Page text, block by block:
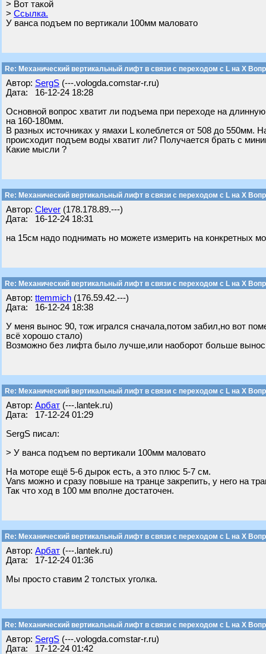
> Вот такой
> Ссылка.
У ванса подъем по вертикали 100мм маловато
Re: Механический вертикальный лифт в связи с переходом с L на Х
Автор: SergS (---.vologda.comstar-r.ru)
Дата: 16-12-24 18:28
Основной вопрос хватит ли подъема при переходе на
на 160-180мм.
В разных источниках у ямахи L колеблется от 508 до 550мм.
происходит подъем воды хватит ли? Получается брать с
Какие мысли ?
Re: Механический вертикальный лифт в связи с переходом с L на Х
Автор: Clever (178.178.89.---)
Дата: 16-12-24 18:31
на 15см надо поднимать но можете измерить на конкретных
Re: Механический вертикальный лифт в связи с переходом с L на Х
Автор: ttemmich (176.59.42.---)
Дата: 16-12-24 18:38
У меня вынос 90, тож игрался сначала,потом забил,но вот
всё хорошо стало)
Возможно без лифта было лучше,или наоборот больше
Re: Механический вертикальный лифт в связи с переходом с L на Х
Автор: Арбат (---.lantek.ru)
Дата: 17-12-24 01:29
SergS писал:
> У ванса подъем по вертикали 100мм маловато
На моторе ещё 5-6 дырок есть, а это плюс 5-7 см.
Vans можно и сразу повыше на транце закрепить, у него на
Так что ход в 100 мм вполне достаточен.
Re: Механический вертикальный лифт в связи с переходом с L на Х
Автор: Арбат (---.lantek.ru)
Дата: 17-12-24 01:36
Мы просто ставим 2 толстых уголка.
Re: Механический вертикальный лифт в связи с переходом с L на Х
Автор: SergS (---.vologda.comstar-r.ru)
Дата: 17-12-24 01:42